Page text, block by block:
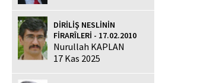
DİRİLİŞ NESLİNİN
FİRARÎLERİ - 17.02.2010
Nurullah KAPLAN
17 Kas 2025